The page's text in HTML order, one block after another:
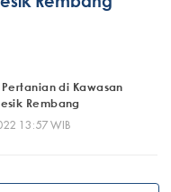
di Kawasan
Rembang
13:57 WIB